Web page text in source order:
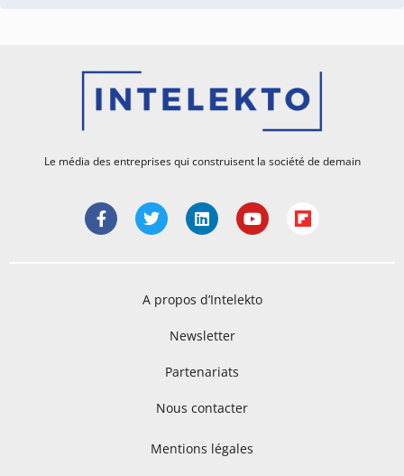
Le média des entreprises qui construisent la société de demain
A propos d’Intelekto
Newsletter
Partenariats
Nous contacter
Mentions légales